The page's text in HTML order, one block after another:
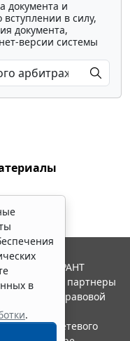
документа и
в силу,
документа,
версии системы
в
.
Система ГАРАНТ
и ее партнеры
правовой
качестве сетевого